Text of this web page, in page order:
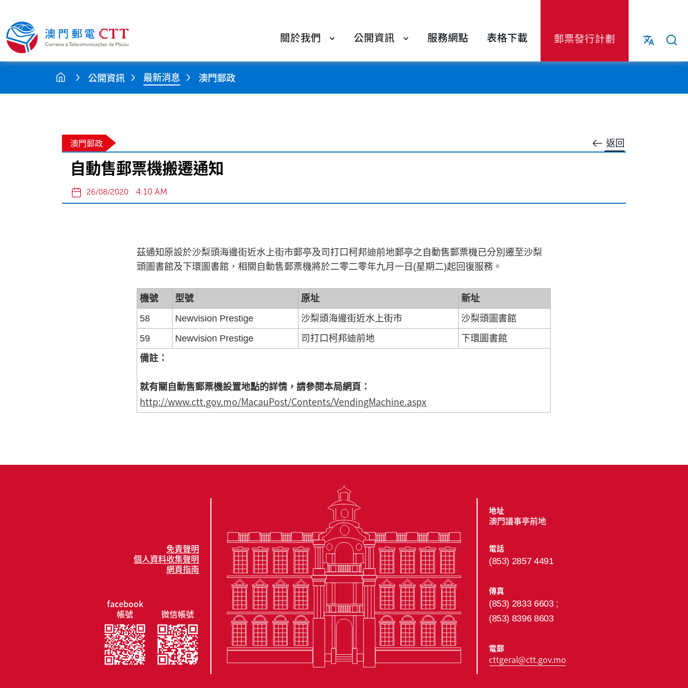
關於我們 公開資訊 服務網點 表格下載 郵票發行計劃
公開資訊 最新消息 澳門郵政
返回
澳門郵政
自動售郵票機搬遷通知
26/08/2020 4:10 AM
茲通知原設於沙梨頭海邊街近水上街市郵亭及司打口柯邦迪前地郵亭之自動售郵票機已分別遷至沙梨
頭圖書館及下環圖書館，相關自動售郵票機將於二零二零年九月一日(星期二)起回復服務。
機號 型號 原址
新址
58
Newvision Prestige 沙梨頭海邊街近水上街市
沙梨頭圖書館
59
Newvision Prestige 司打口柯邦迪前地
下環圖書館
備註：
就有關自動售郵票機設置地點的詳情，請參閱本局網頁：
http://www.ctt.gov.mo/MacauPost/Contents/VendingMachine.aspx
免責聲明
個人資料收集聲明
網頁指南
facebook
帳號
微信帳號
地址
澳門議事亭前地
電話
(853) 2857 4491
傳真
(853) 2833 6603 ;
(853) 8396 8603
電郵
cttgeral@ctt.gov.mo